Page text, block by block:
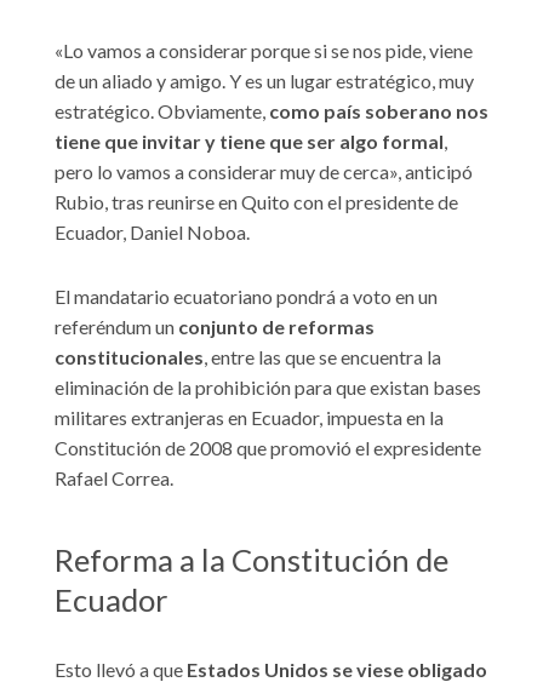
«Lo vamos a considerar porque si se nos pide, viene
de un aliado y amigo. Y es un lugar estratégico, muy
estratégico. Obviamente, como país soberano nos
tiene que invitar y tiene que ser algo formal,
pero lo vamos a considerar muy de cerca», anticipó
Rubio, tras reunirse en Quito con el presidente de
Ecuador, Daniel Noboa.
El mandatario ecuatoriano pondrá a voto en un
referéndum un conjunto de reformas
constitucionales, entre las que se encuentra la
eliminación de la prohibición para que existan bases
militares extranjeras en Ecuador, impuesta en la
Constitución de 2008 que promovió el expresidente
Rafael Correa.
Reforma a la Constitución de
Ecuador
Esto llevó a que Estados Unidos se viese obligado